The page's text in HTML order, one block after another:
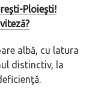
Ploieşti!
albă, cu latura
distinctiv, la